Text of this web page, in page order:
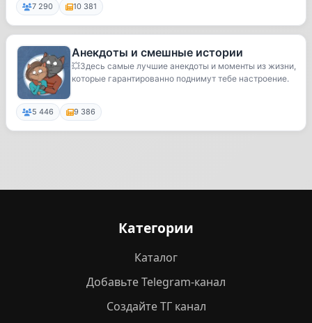
7 290 10 381
Анекдоты и смешные истории
💥Здесь самые лучшие анекдоты и моменты из жизни,
которые гарантированно поднимут тебе настроение.
5 446 9 386
Категории
Каталог
Добавьте Telegram-канал
Создайте ТГ канал